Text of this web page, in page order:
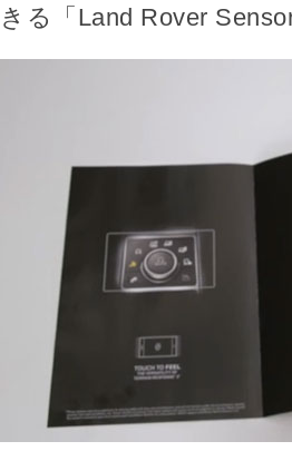
きる「Land Rover